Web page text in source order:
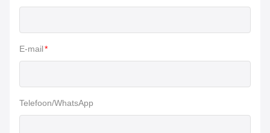
E-mail*
Telefoon/WhatsApp